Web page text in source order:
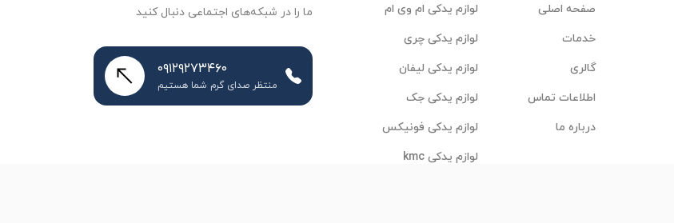
صفحه اصلی
خدمات
گالری
اطلاعات تماس
درباره ما
لوازم یدکی ام وی ام
لوازم یدکی چری
لوازم یدکی لیفان
لوازم یدکی جک
لوازم یدکی فونیکس
لوازم یدکی kmc
ما را در شبکه‌های اجتماعی دنبال کنید
۰۹۱۲۹۲۷۳۴۶۰
منتظر صدای گرم شما هستیم